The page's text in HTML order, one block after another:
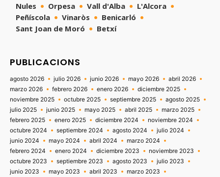
Nules
Orpesa Vall d'Alba
L'Alcora
Peñíscola
Vinaròs
Benicarló
Sant Joan de Moró
Betxí
PUBLICACIONS
agosto 2026 julio 2026 junio 2026 mayo 2026
abril 2026
marzo 2026
febrero 2026 enero 2026
diciembre 2025
noviembre 2025
octubre 2025 septiembre 2025
agosto 2025
julio 2025
junio 2025 mayo 2025 abril 2025
marzo 2025
febrero 2025
enero 2025 diciembre 2024
noviembre 2024
octubre 2024
septiembre 2024 agosto 2024
julio 2024
junio 2024
mayo 2024 abril 2024
marzo 2024
febrero 2024
enero 2024 diciembre 2023
noviembre 2023
octubre 2023
septiembre 2023 agosto 2023
julio 2023
junio 2023
mayo 2023 abril 2023
marzo 2023